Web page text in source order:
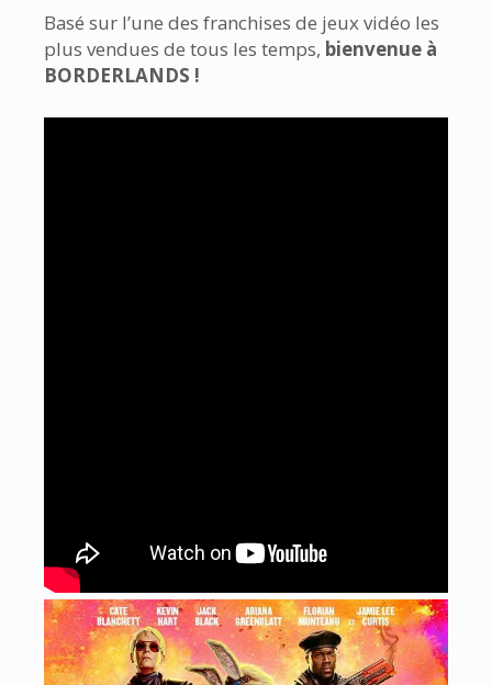
Basé sur l’une des franchises de jeux vidéo les
plus vendues de tous les temps, bienvenue à
BORDERLANDS !